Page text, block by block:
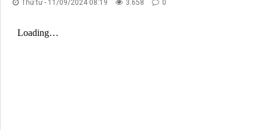
Thứ tư - 11/09/2024 08:19 3.658 0